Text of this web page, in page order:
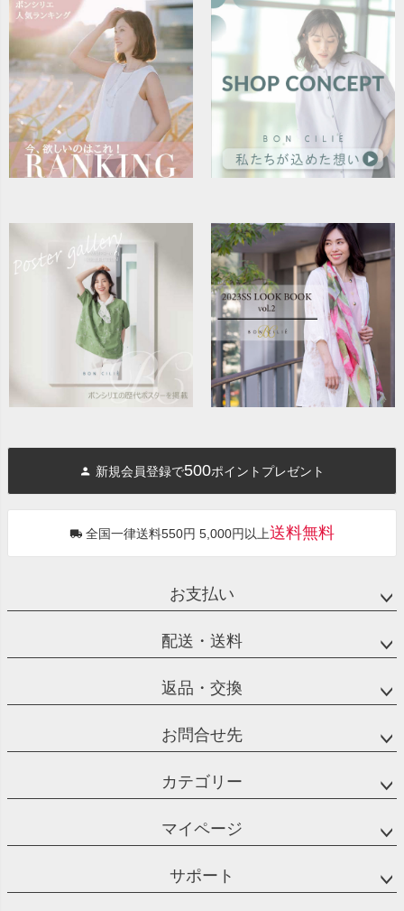
新規会員登録で500ポイントプレゼント
全国一律送料550円 5,000円以上送料無料
お支払い
配送・送料
返品・交換
お問合せ先
カテゴリー
マイページ
サポート